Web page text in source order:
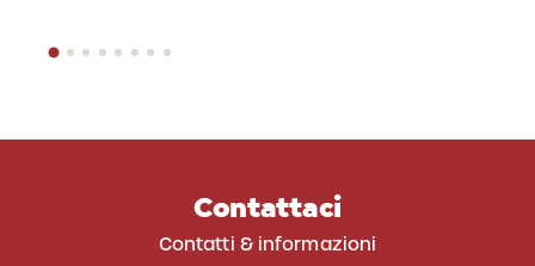
Contattaci
Contatti & informazioni